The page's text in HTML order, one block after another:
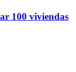
100 viviendas